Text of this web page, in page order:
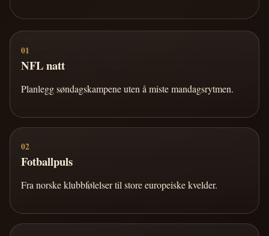
01
NFL natt
Planlegg søndagskampene uten å miste mandagsrytmen.
02
Fotballpuls
Fra norske klubbfølelser til store europeiske kvelder.